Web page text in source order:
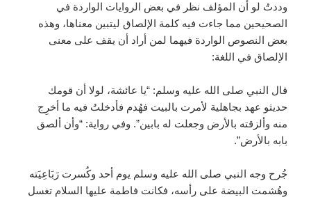
وددتُ لو أن المؤلف نظر في بعض الروايات الواردة في
الصحيحين مما جاءت فيه كلمة الإلصاق ليتبين معناها، وهذه
بعض النصوص الواردة فيهما لمن أراد أن يقف على معنى
الإلصاق في اللغة:
قال النبي صلى الله عليه وسلم: “يا عائشة، لولا أن قومك
حديثو عهد بجاهلية لأمرت بالبيت فهُدم فأدخلتُ فيه ما أخرِج
منه وألزقته بالأرض وجعلت له بابين”. وفي رواية: “وأن ألصق
بابه بالأرض”.
جُرح وجه النبي صلى الله عليه وسلم يوم أحد وكُسرت رَبَاعِيَته
وهُشمت البيضة على رأسه، فكانت فاطمة عليها السلام تغسل